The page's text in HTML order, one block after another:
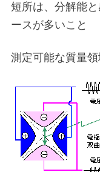
短所は、分解能
ースが多いこと
測定可能な質量領